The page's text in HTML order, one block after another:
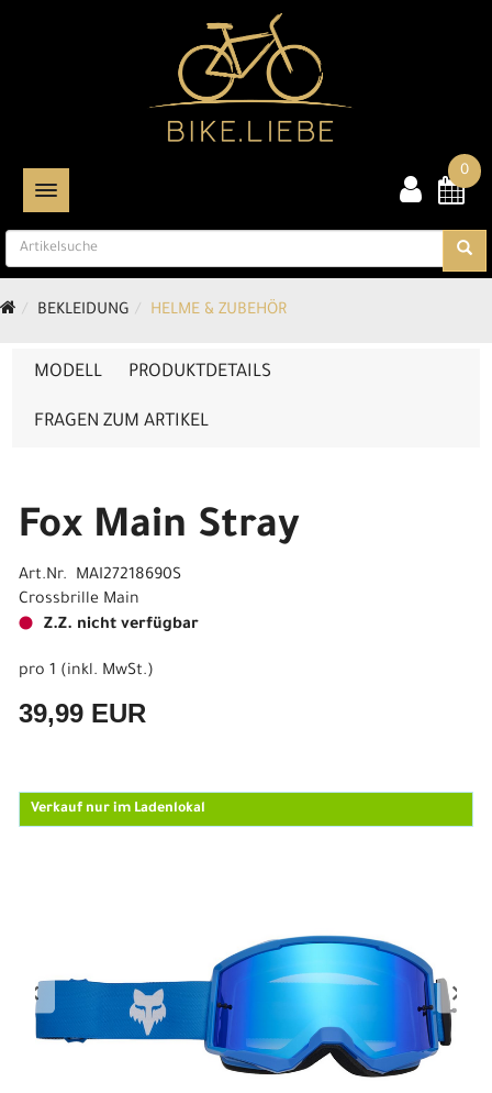
TOGGLE NAVIGATION
0
BEKLEIDUNG HELME & ZUBEHÖR
MODELL PRODUKTDETAILS
FRAGEN ZUM ARTIKEL
Fox Main Stray
Art.Nr. MAI27218690S
Crossbrille Main
Z.Z. nicht verfügbar
pro 1 (inkl. MwSt.)
39,99 EUR
Verkauf nur im Ladenlokal